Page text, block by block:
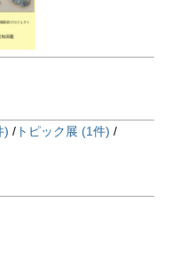
)
トピック展 (1件)